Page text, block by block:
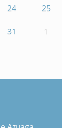
24 25
31 1